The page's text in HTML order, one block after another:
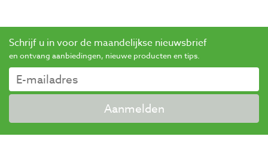
Schrijf u in voor de maandelijkse nieuwsbrief
en ontvang aanbiedingen, nieuwe producten en tips.
Aanmelden